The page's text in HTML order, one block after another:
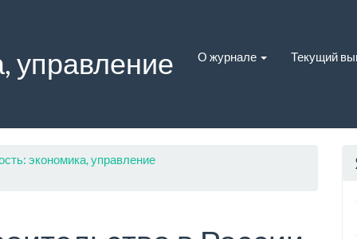
управление О журнале Текущий
экономика, управление